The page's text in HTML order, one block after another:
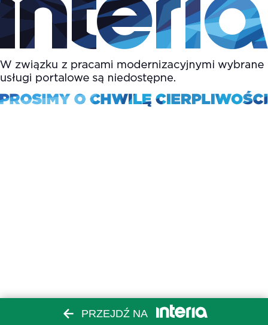
PRZEJDŹ NA